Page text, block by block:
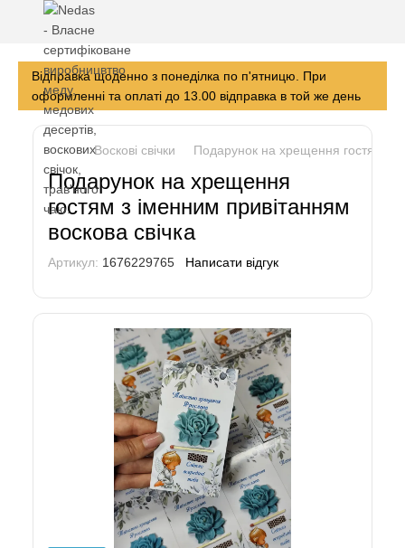
Відправка щоденно з понеділка по п'ятницю. При
оформленні та оплаті до 13.00 відправка в той же день
Воскові свічки Подарунок на хрещення гостям з
Подарунок на хрещення
гостям з іменним привітанням
воскова свічка
Артикул: 1676229765 Написати відгук